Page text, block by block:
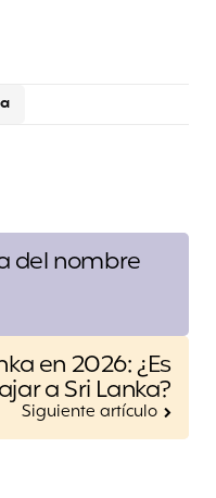
del nombre
en 2026: ¿Es
a Sri Lanka?
Siguiente artículo